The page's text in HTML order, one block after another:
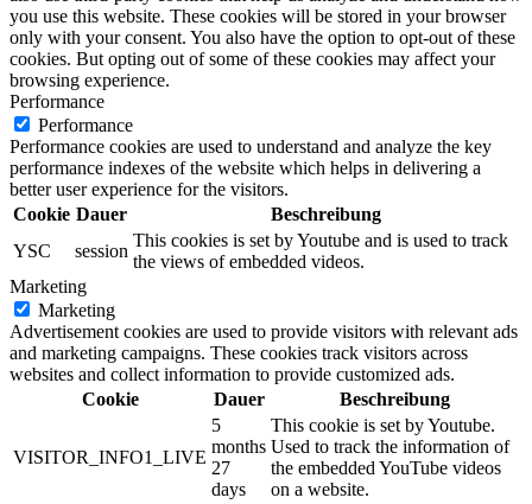
you use this website. These cookies will be stored in your browser
only with your consent. You also have the option to opt-out of these
cookies. But opting out of some of these cookies may affect your
browsing experience.
Performance
Performance
Performance cookies are used to understand and analyze the key
performance indexes of the website which helps in delivering a
better user experience for the visitors.
Cookie Dauer
Beschreibung
YSC
session
This cookies is set by Youtube and is used to track
the views of embedded videos.
Marketing
Marketing
Advertisement cookies are used to provide visitors with relevant ads
and marketing campaigns. These cookies track visitors across
websites and collect information to provide customized ads.
Cookie
Dauer Beschreibung
VISITOR_INFO1_LIVE
5
months
27
days
This cookie is set by Youtube.
Used to track the information of
the embedded YouTube videos
on a website.